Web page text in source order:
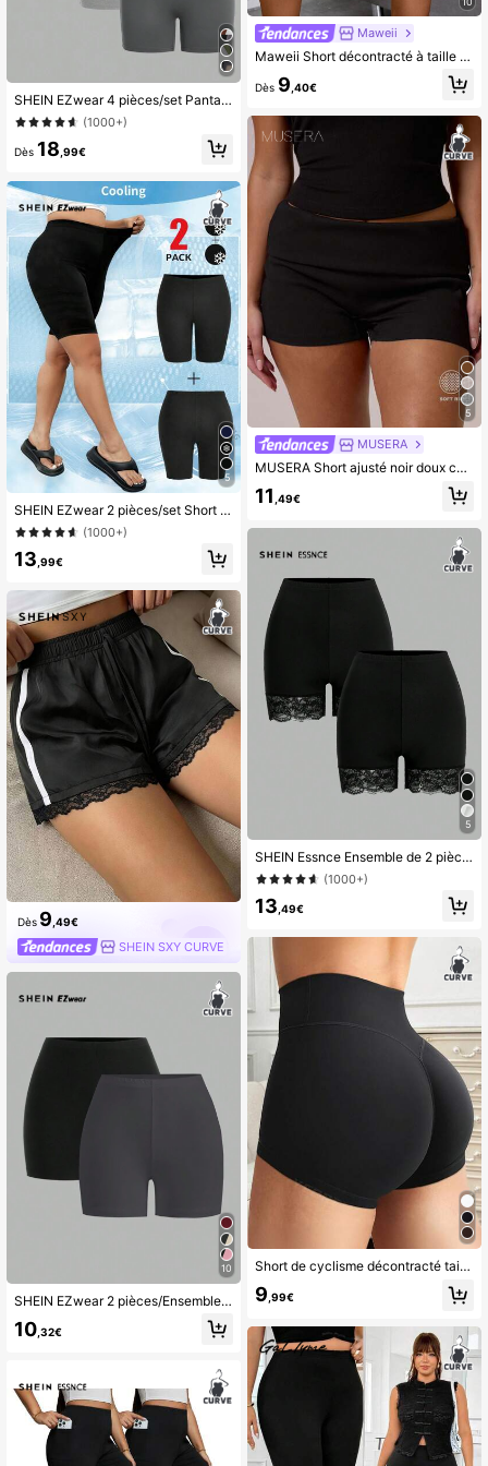
SHEIN EZwear 4 pièces/set Pantalon de yoga/legging pour femmes grandes tailles, taille haute, style sport casual d'été
(1000+)
Dès 18 ,99€
5
SHEIN EZwear 2 pièces/set Short skinny taille haute noir série tissu cool, vêtements printemps été, étudiants
(1000+)
13 ,99€
Dès 9,49€
SHEIN SXY CURVE
10
SHEIN EZwear 2 pièces/Ensemble Leggings décontractés de couleur unie pour femme grande taille, convient pour l'été
10 ,32€
Maweii
Maweii Short décontracté à taille élastique de couleur unie pour femmes grandes tailles
Dès 9 ,40€
5
MUSERA
MUSERA Short ajusté noir doux côtelé à taille pliante. Indispensable décontracté pour le printemps, l'été, les vacances
11 ,49€
5
SHEIN Essnce Ensemble de 2 pièces Leggings Contrastés avec Dentelle Grande Taille pour Femme, Été
(1000+)
13 ,49€
Short de cyclisme décontracté taille haute pour femmes grandes tailles, noir, été
9 ,99€